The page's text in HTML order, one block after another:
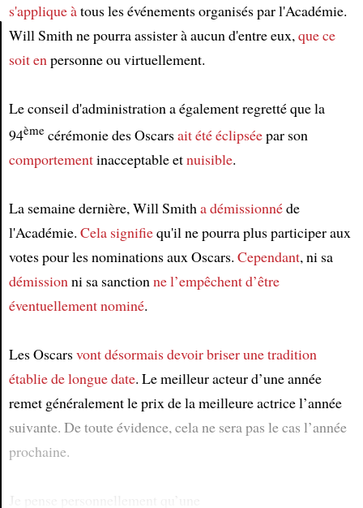
Article
s'applique àtous les événements organisés par l'Académie.
Will Smith ne pourra assister à aucun d'entre eux,que ce
soit enpersonne ou virtuellement.
Le conseil d'administration a également regretté que la
94èmecérémonie des Oscarsait été éclipséepar son
comportementinacceptable etnuisible.
La semaine dernière, Will Smitha démissionnéde
l'Académie. Cela signifiequ'il ne pourra plus participer aux
votes pour les nominations aux Oscars. Cependant, ni sa
démissionni sa sanctionne l’empêchentd’être
éventuellement nominé.
Les Oscarsvont désormais devoir briserune tradition
établie de longue date. Le meilleur acteur d’une année
remet généralement le prix de la meilleure actrice l’année
suivante. De toute évidence, cela ne sera pas le cas l’année
prochaine.